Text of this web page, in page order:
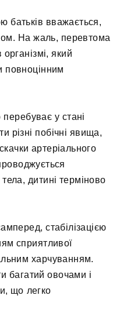
вважається,
На жаль, перевтома
який
повноцінним
у стані
різні побічні явища,
артеріального
дитині терміново
стабілізацією
сприятливої
харчуванням.
багатий овочами і
що легко